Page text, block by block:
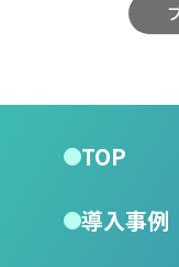
TOP
導入事例